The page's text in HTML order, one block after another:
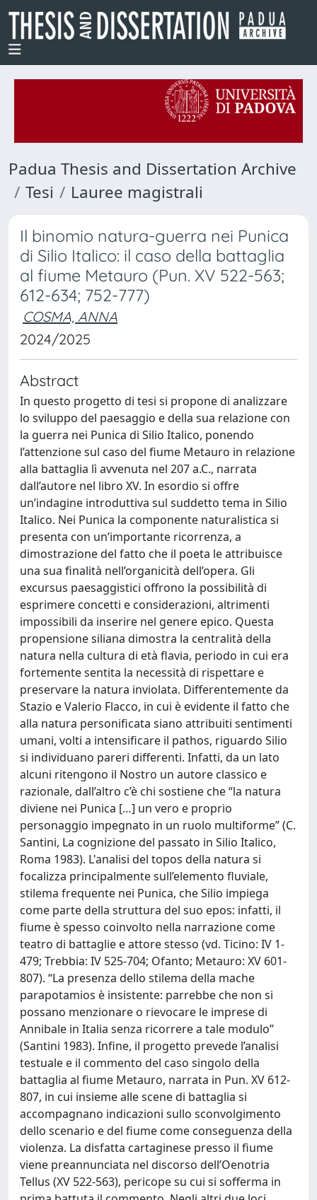
Padua Thesis and Dissertation Archive
Tesi
Lauree magistrali
Il binomio natura-guerra nei Punica
di Silio Italico: il caso della battaglia
al fiume Metauro (Pun. XV 522-563;
612-634; 752-777)
COSMA, ANNA
2024/2025
Abstract
In questo progetto di tesi si propone di analizzare
lo sviluppo del paesaggio e della sua relazione con
la guerra nei Punica di Silio Italico, ponendo
l’attenzione sul caso del fiume Metauro in relazione
alla battaglia lì avvenuta nel 207 a.C., narrata
dall’autore nel libro XV. In esordio si offre
un’indagine introduttiva sul suddetto tema in Silio
Italico. Nei Punica la componente naturalistica si
presenta con un’importante ricorrenza, a
dimostrazione del fatto che il poeta le attribuisce
una sua finalità nell’organicità dell’opera. Gli
excursus paesaggistici offrono la possibilità di
esprimere concetti e considerazioni, altrimenti
impossibili da inserire nel genere epico. Questa
propensione siliana dimostra la centralità della
natura nella cultura di età flavia, periodo in cui era
fortemente sentita la necessità di rispettare e
preservare la natura inviolata. Differentemente da
Stazio e Valerio Flacco, in cui è evidente il fatto che
alla natura personificata siano attribuiti sentimenti
umani, volti a intensificare il pathos, riguardo Silio
si individuano pareri differenti. Infatti, da un lato
alcuni ritengono il Nostro un autore classico e
razionale, dall’altro c’è chi sostiene che “la natura
diviene nei Punica […] un vero e proprio
personaggio impegnato in un ruolo multiforme” (C.
Santini, La cognizione del passato in Silio Italico,
Roma 1983). L'analisi del topos della natura si
focalizza principalmente sull’elemento fluviale,
stilema frequente nei Punica, che Silio impiega
come parte della struttura del suo epos: infatti, il
fiume è spesso coinvolto nella narrazione come
teatro di battaglie e attore stesso (vd. Ticino: IV 1-
479; Trebbia: IV 525-704; Ofanto; Metauro: XV 601-
807). “La presenza dello stilema della mache
parapotamios è insistente: parrebbe che non si
possano menzionare o rievocare le imprese di
Annibale in Italia senza ricorrere a tale modulo”
(Santini 1983). Infine, il progetto prevede l’analisi
testuale e il commento del caso singolo della
battaglia al fiume Metauro, narrata in Pun. XV 612-
807, in cui insieme alle scene di battaglia si
accompagnano indicazioni sullo sconvolgimento
dello scenario e del fiume come conseguenza della
violenza. La disfatta cartaginese presso il fiume
viene preannunciata nel discorso dell’Oenotria
Tellus (XV 522-563), pericope su cui si sofferma in